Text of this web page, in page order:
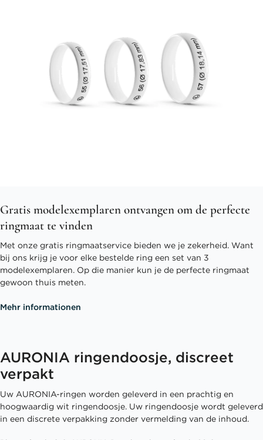
Gratis modelexemplaren ontvangen om de perfecte
ringmaat te vinden
Met onze gratis ringmaatservice bieden we je zekerheid. Want
bij ons krijg je voor elke bestelde ring een set van 3
modelexemplaren. Op die manier kun je de perfecte ringmaat
gewoon thuis meten.
Mehr informationen
AURONIA ringendoosje, discreet
verpakt
Uw AURONIA-ringen worden geleverd in een prachtig en
hoogwaardig wit ringendoosje. Uw ringendoosje wordt geleverd
in een discrete verpakking zonder vermelding van de inhoud.